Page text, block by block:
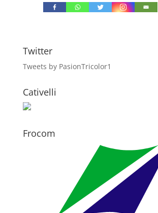
Twitter
Tweets by PasionTricolor1
Cativelli
Frocom